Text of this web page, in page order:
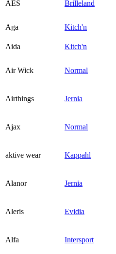
AES Brilleland
Aga
Kitch'n
Aida
Kitch'n
Air Wick Normal
Airthings Jernia
Ajax Normal
aktive wear Kappahl
Alanor Jernia
Aleris Evidia
Alfa Intersport